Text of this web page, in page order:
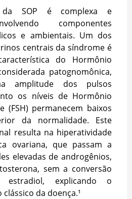
da SOP é complexa e
componentes
e ambientais. Um dos
centrais da síndrome é
do Hormônio
patognomônica,
amplitude dos pulsos
os níveis de Hormônio
(FSH) permanecem baixos
da normalidade. Este
resulta na hiperatividade
ovariana, que passam a
elevadas de androgênios,
sem a conversão
estradiol, explicando o
da doença.¹